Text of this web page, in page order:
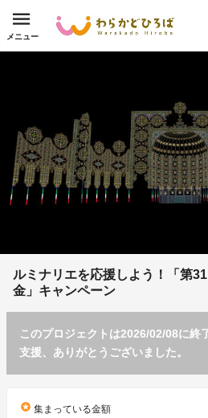
メニュー
ルミナリエを応援しよう！「第
金」キャンペーン
このプロジェクトは2026/02/08に終
支援、ありがとうございました。
stars 集まっている金額